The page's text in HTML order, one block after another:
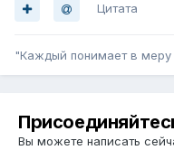
Цитата
"Каждый понимает в меру
Вы можете написать